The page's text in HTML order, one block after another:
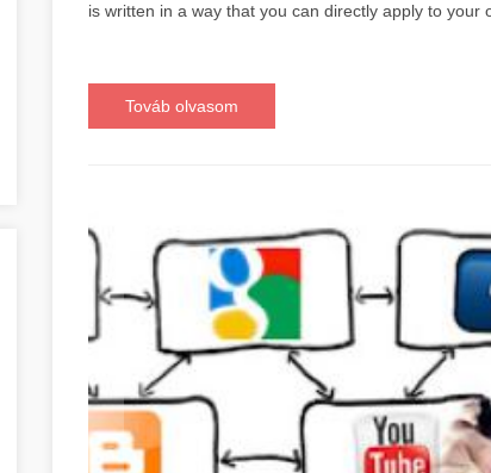
is written in a way that you can directly apply to your
Továb olvasom